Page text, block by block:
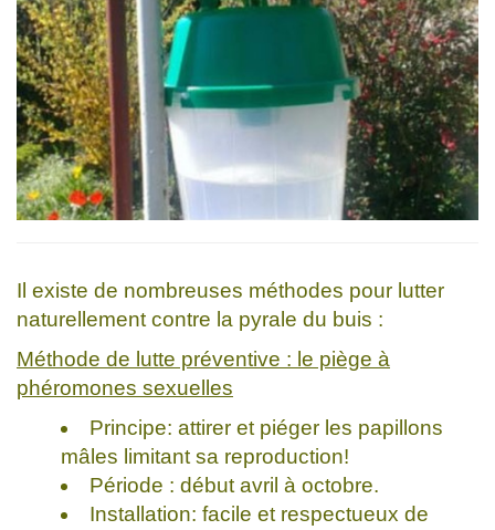
Il existe de nombreuses méthodes pour lutter
naturellement contre la pyrale du buis :
Méthode de lutte préventive : le piège à
phéromones sexuelles
Principe: attirer et piéger les papillons
mâles limitant sa reproduction!
Période : début avril à octobre.
Installation: facile et respectueux de